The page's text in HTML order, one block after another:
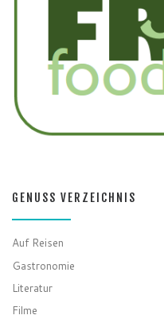
GENUSS VERZEICHNIS
Auf Reisen
Gastronomie
Literatur
Filme